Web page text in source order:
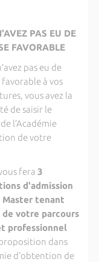
PAS EU DE
FAVORABLE
pas eu de
à vos
vous avez la
de saisir le
l’Académie
de votre
fera 3
d'admission
Master tenant
votre parcours
professionnel
dans
d’obtention de